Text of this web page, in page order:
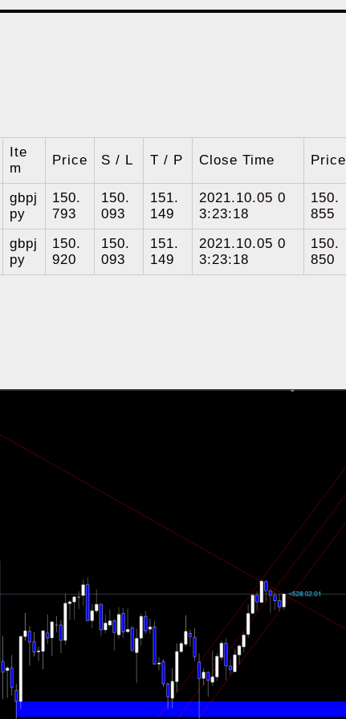
Ite
m
Price S / L T / P Close Time Price
gbpj
py
150.
793
150.
093
151.
149
2021.10.05 0
3:23:18
150.
855
gbpj
py
150.
920
150.
093
151.
149
2021.10.05 0
3:23:18
150.
850